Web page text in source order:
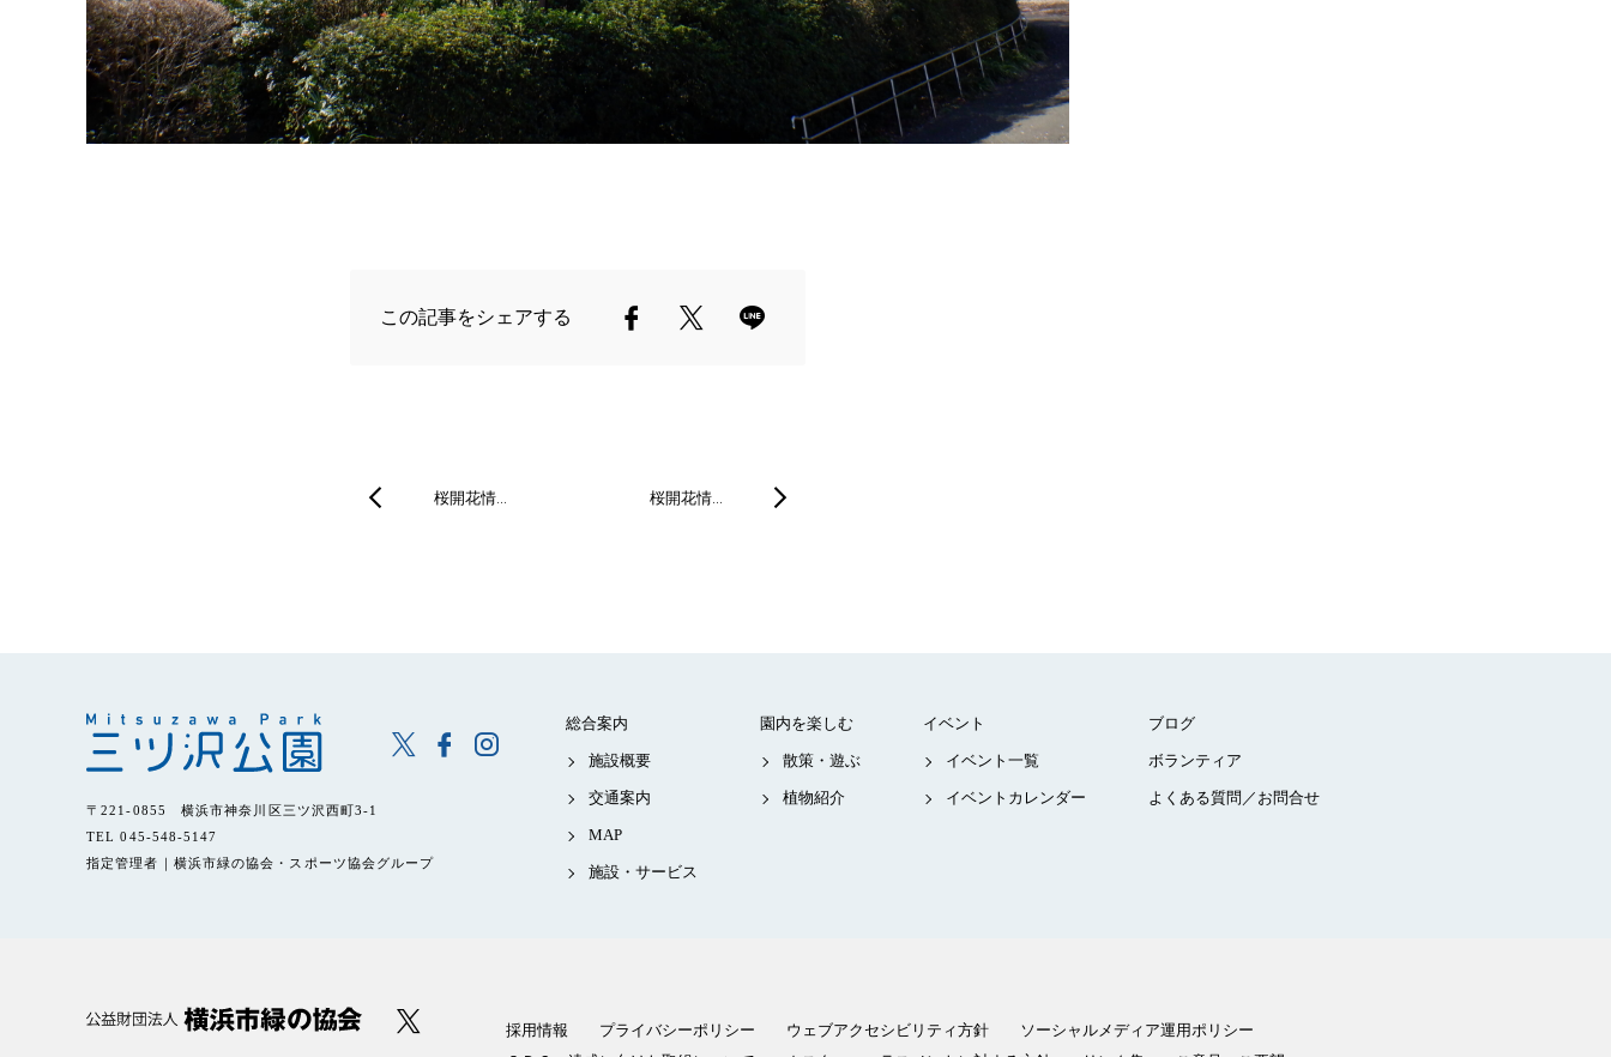
この記事をシェアする
桜開花情… 桜開花情…
〒221-0855 横浜市神奈川区三ツ沢西町3-1
TEL 045-548-5147
指定管理者｜横浜市緑の協会・スポーツ協会グループ
総合案内
施設概要
交通案内
MAP
施設・サービス
園内を楽しむ
散策・遊ぶ
植物紹介
イベント
イベント一覧
イベントカレンダー
ブログ
ボランティア
よくある質問／お問合せ
採用情報 プライバシーポリシー ウェブアクセシビリティ方針
ソーシャルメディア運用ポリシー